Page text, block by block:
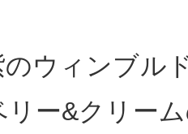
ウィンブル
リー&クリー